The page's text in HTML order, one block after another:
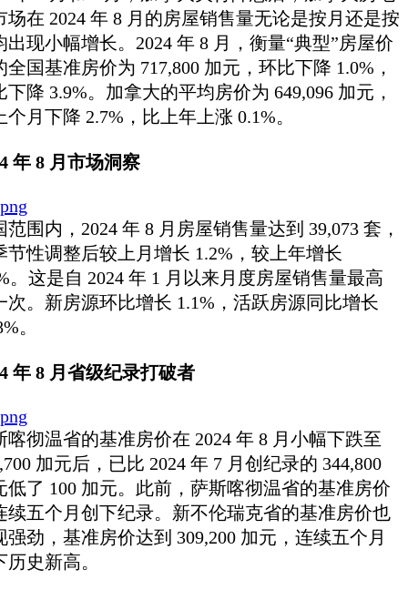
场在 2024 年 8 月的房屋销售量无论是按月还是按
出现小幅增长。2024 年 8 月，衡量“典型”房屋价
全国基准房价为 717,800 加元，环比下降 1.0%，
下降 3.9%。加拿大的平均房价为 649,096 加元，
个月下降 2.7%，比上年上涨 0.1%。
年 8 月市场洞察
范围内，2024 年 8 月房屋销售量达到 39,073 套，
节性调整后较上月增长 1.2%，较上年增长
。这是自 2024 年 1 月以来月度房屋销售量最高
次。新房源环比增长 1.1%，活跃房源同比增长
。
年 8 月省级纪录打破者
喀彻温省的基准房价在 2024 年 8 月小幅下跌至
加元后，已比 2024 年 7 月创纪录的 344,800
低了 100 加元。此前，萨斯喀彻温省的基准房价
续五个月创下纪录。新不伦瑞克省的基准房价也
强劲，基准房价达到 309,200 加元，连续五个月
历史新高。